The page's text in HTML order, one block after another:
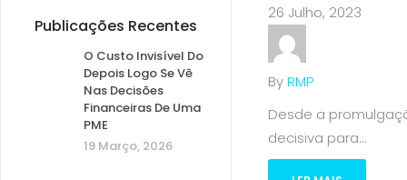
Publicações Recentes
O Custo Invisível Do
Depois Logo Se Vê
Nas Decisões
Financeiras De Uma
PME
19 Março, 2026
26 Julho, 2023
ByRMP
Desde a
decisiva para...